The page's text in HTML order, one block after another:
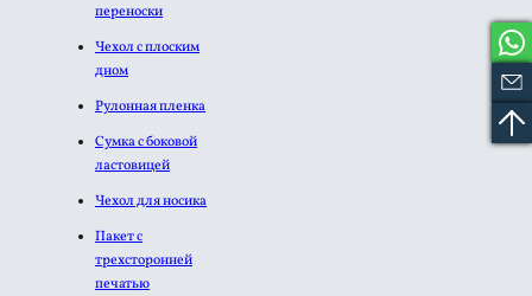
переноски
Чехол с плоским
дном
Рулонная пленка
Сумка с боковой
ластовицей
Чехол для носика
Пакет с
трехсторонней
печатью